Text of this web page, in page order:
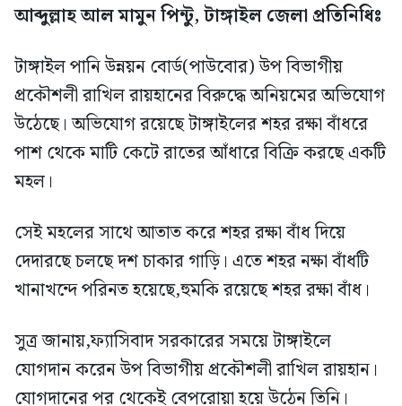
আব্দুল্লাহ আল মামুন পিন্টু, টাঙ্গাইল জেলা প্রতিনিধিঃ
টাঙ্গাইল পানি উন্নয়ন বোর্ড(পাউবোর) উপ বিভাগীয়
প্রকৌশলী রাখিল রায়হানের বিরুদ্ধে অনিয়মের অভিযোগ
উঠেছে। অভিযোগ রয়েছে টাঙ্গাইলের শহর রক্ষা বাঁধরে
পাশ থেকে মাটি কেটে রাতের আঁধারে বিক্রি করছে একটি
মহল।
সেই মহলের সাথে আতাত করে শহর রক্ষা বাঁধ দিয়ে
দেদারছে চলছে দশ চাকার গাড়ি। এতে শহর নক্ষা বাঁধটি
খানাখন্দে পরিনত হয়েছে,হুমকি রয়েছে শহর রক্ষা বাঁধ।
সুত্র জানায়,ফ্যাসিবাদ সরকারের সময়ে টাঙ্গাইলে
যোগদান করেন উপ বিভাগীয় প্রকৌশলী রাখিল রায়হান।
যোগদানের পর থেকেই বেপরোয়া হয়ে উঠেন তিনি।